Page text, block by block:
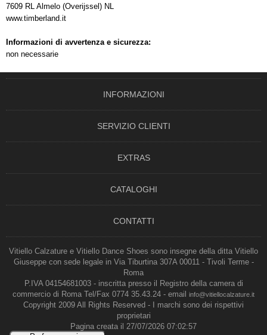
7609 RL Almelo (Overijssel) NL
www.timberland.it
Informazioni di avvertenza e sicurezza:
non necessarie
INFORMAZIONI
SERVIZIO CLIENTI
EXTRAS
CATALOGHI
CONTATTI
Vitiello Calzature e Vitiello Dance Shoes sono insegne della ditta Vitiello
Giuseppe con sede legale in Via Tiburtina 307A 00011 - Tivoli Terme -
Roma
P.IVA 04154681003 - inscritta presso il Registro della camera di
commercio di Roma Tel/Fax 0774 35.43.24 - email
info@vitiellocalzature.it
Copyright 2009 All Rights Reserved - I marchi sono dei rispettivi
proprietari
Pagina creata il 27/07/2026 07:02:57